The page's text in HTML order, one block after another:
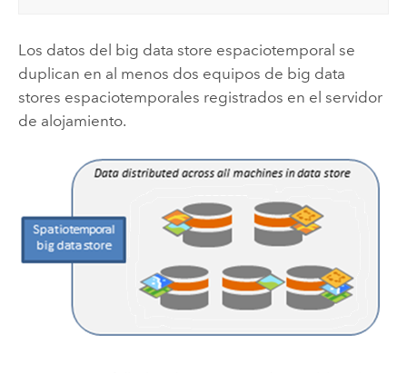
Los datos del big data store espaciotemporal se
duplican en al menos dos equipos de big data
stores espaciotemporales registrados en el servidor
de alojamiento.